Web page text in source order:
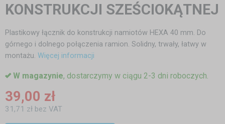
KONSTRUKCJI SZEŚCIOKĄTNEJ
Plastikowy łącznik do konstrukcji namiotów HEXA 40 mm. Do
górnego i dolnego połączenia ramion. Solidny, trwały, łatwy w
montażu. Więcej informacji
W magazynie, dostarczymy w ciągu 2-3 dni roboczych.
39,00 zł
31,71 zł bez VAT